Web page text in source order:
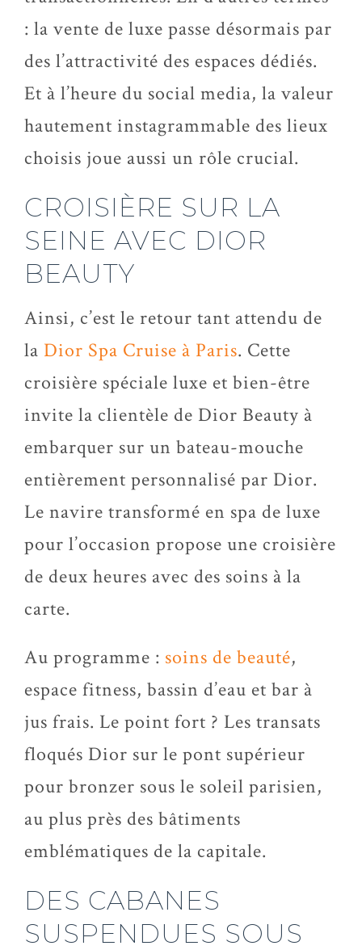
: la vente de luxe passe désormais par
des l’attractivité des espaces dédiés.
Et à l’heure du social media, la valeur
hautement instagrammable des lieux
choisis joue aussi un rôle crucial.
CROISIÈRE SUR LA
SEINE AVEC DIOR
BEAUTY
Ainsi, c’est le retour tant attendu de
la Dior Spa Cruise à Paris. Cette
croisière spéciale luxe et bien-être
invite la clientèle de Dior Beauty à
embarquer sur un bateau-mouche
entièrement personnalisé par Dior.
Le navire transformé en spa de luxe
pour l’occasion propose une croisière
de deux heures avec des soins à la
carte.
Au programme : soins de beauté,
espace fitness, bassin d’eau et bar à
jus frais. Le point fort ? Les transats
floqués Dior sur le pont supérieur
pour bronzer sous le soleil parisien,
au plus près des bâtiments
emblématiques de la capitale.
DES CABANES
SUSPENDUES SOUS